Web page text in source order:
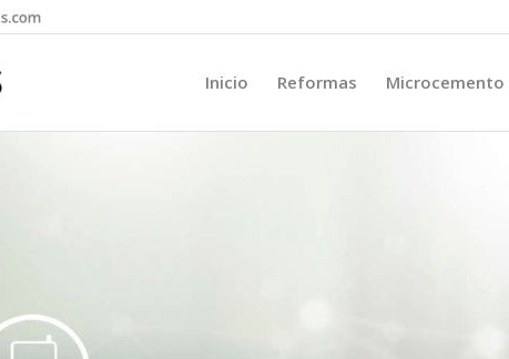
Inicio Reformas Microcemento